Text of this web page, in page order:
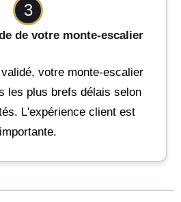
3
de votre monte-escalier
votre monte-escalier
les plus brefs délais selon
L'expérience client est
importante.